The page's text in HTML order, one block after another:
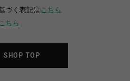
づく表記は こちら
こちら
SHOP TOP